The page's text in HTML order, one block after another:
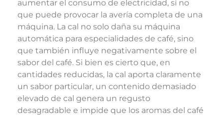
aumentar el consumo de electricidad, si no
que puede provocar la avería completa de una
máquina. La cal no solo daña su máquina
automática para especialidades de café, sino
que también influye negativamente sobre el
sabor del café. Si bien es cierto que, en
cantidades reducidas, la cal aporta claramente
un sabor particular, un contenido demasiado
elevado de cal genera un regusto
desagradable e impide que los aromas del café